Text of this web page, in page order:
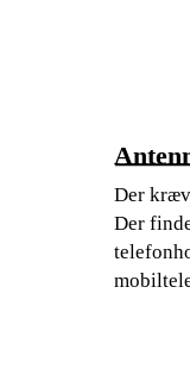
Der
Der